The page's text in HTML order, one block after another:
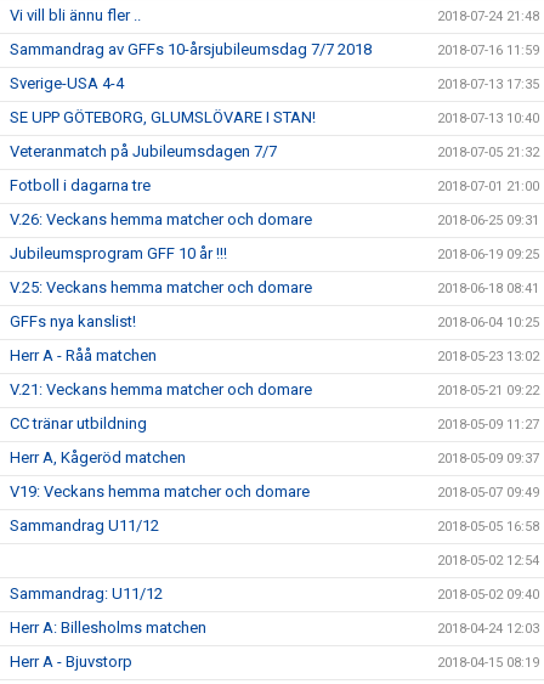
Vi vill bli ännu fler .. 2018-07-24 21:48
Sammandrag av GFFs 10-årsjubileumsdag 7/7 2018 2018-07-16 11:59
Sverige-USA 4-4 2018-07-13 17:35
SE UPP GÖTEBORG, GLUMSLÖVARE I STAN! 2018-07-13 10:40
Veteranmatch på Jubileumsdagen 7/7 2018-07-05 21:32
Fotboll i dagarna tre 2018-07-01 21:00
V.26: Veckans hemma matcher och domare 2018-06-25 09:31
Jubileumsprogram GFF 10 år !!! 2018-06-19 09:25
V.25: Veckans hemma matcher och domare 2018-06-18 08:41
GFFs nya kanslist! 2018-06-04 10:25
Herr A - Råå matchen 2018-05-23 13:02
V.21: Veckans hemma matcher och domare 2018-05-21 09:22
CC tränar utbildning 2018-05-09 11:27
Herr A, Kågeröd matchen 2018-05-09 09:37
V19: Veckans hemma matcher och domare 2018-05-07 09:49
Sammandrag U11/12 2018-05-05 16:58
2018-05-02 12:54
Sammandrag: U11/12 2018-05-02 09:40
Herr A: Billesholms matchen 2018-04-24 12:03
Herr A - Bjuvstorp 2018-04-15 08:19